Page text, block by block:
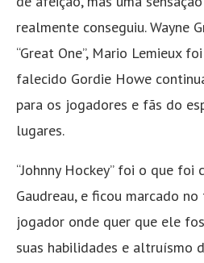
realmente conseguiu. Wayne
“Great One”, Mario Lemieux
falecido Gordie Howe
para os jogadores e fãs do
lugares.
“Johnny Hockey” foi o que foi
Gaudreau, e ficou marcado
jogador onde quer que ele
suas habilidades e altruísmo